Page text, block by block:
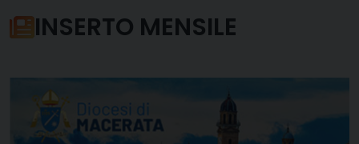
INSERTO MENSILE